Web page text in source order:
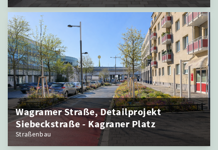
Wagramer Straße, Detailprojekt
Siebeckstraße - Kagraner Platz
Straßenbau